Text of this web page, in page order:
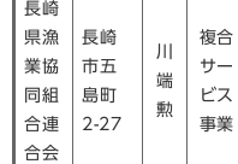
長崎
県漁
業協
同組
合連
合会
長崎
市五
島町
2-27
川
端
勲
複合
サー
ビス
事業